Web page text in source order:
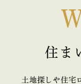
2025年11月 (2)
2025年10月 (1)
住ま
土地探しや住宅